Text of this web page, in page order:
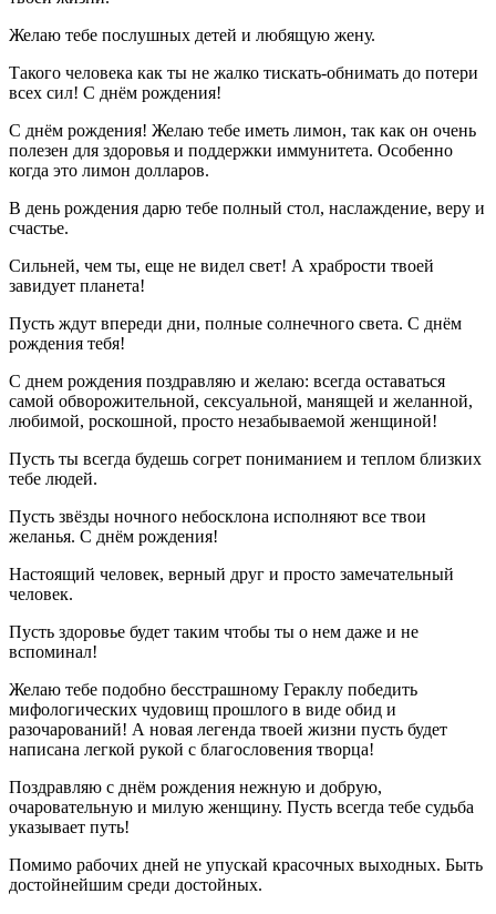
Желаю тебе послушных детей и любящую жену.
Такого человека как ты не жалко тискать-обнимать до потери
всех сил! С днём рождения!
С днём рождения! Желаю тебе иметь лимон, так как он очень
полезен для здоровья и поддержки иммунитета. Особенно
когда это лимон долларов.
В день рождения дарю тебе полный стол, наслаждение, веру и
счастье.
Сильней, чем ты, еще не видел свет! А храбрости твоей
завидует планета!
Пусть ждут впереди дни, полные солнечного света. С днём
рождения тебя!
С днем рождения поздравляю и желаю: всегда оставаться
самой обворожительной, сексуальной, манящей и желанной,
любимой, роскошной, просто незабываемой женщиной!
Пусть ты всегда будешь согрет пониманием и теплом близких
тебе людей.
Пусть звёзды ночного небосклона исполняют все твои
желанья. С днём рождения!
Настоящий человек, верный друг и просто замечательный
человек.
Пусть здоровье будет таким чтобы ты о нем даже и не
вспоминал!
Желаю тебе подобно бесстрашному Гераклу победить
мифологических чудовищ прошлого в виде обид и
разочарований! А новая легенда твоей жизни пусть будет
написана легкой рукой с благословения творца!
Поздравляю с днём рождения нежную и добрую,
очаровательную и милую женщину. Пусть всегда тебе судьба
указывает путь!
Помимо рабочих дней не упускай красочных выходных. Быть
достойнейшим среди достойных.